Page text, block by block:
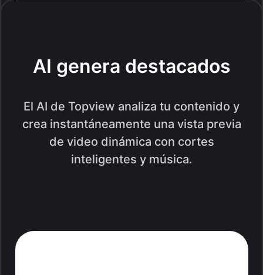
AI genera destacados
El AI de Topview analiza tu contenido y
crea instantáneamente una vista previa
de video dinámica con cortes
inteligentes y música.